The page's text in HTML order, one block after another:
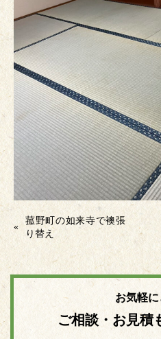
«
菰野町の如来寺で襖張
り替え
お気軽
ご相談・お見積